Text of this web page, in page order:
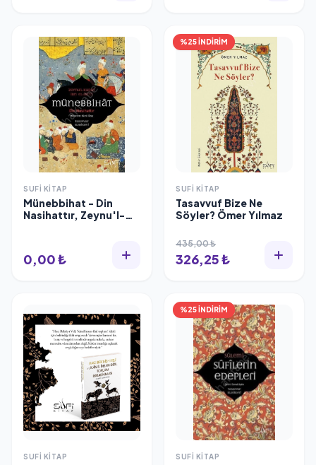
SUFI KITAP
Münebbihat - Din
Nasihattır, Zeynu'l-
0,00 ₺
%25 İNDİRİM
SUFI KITAP
Tasavvuf Bize Ne
Söyler? Ömer Yılmaz
435,00 ₺
326,25 ₺
SUFI KITAP
%25 İNDİRİM
SUFI KITAP